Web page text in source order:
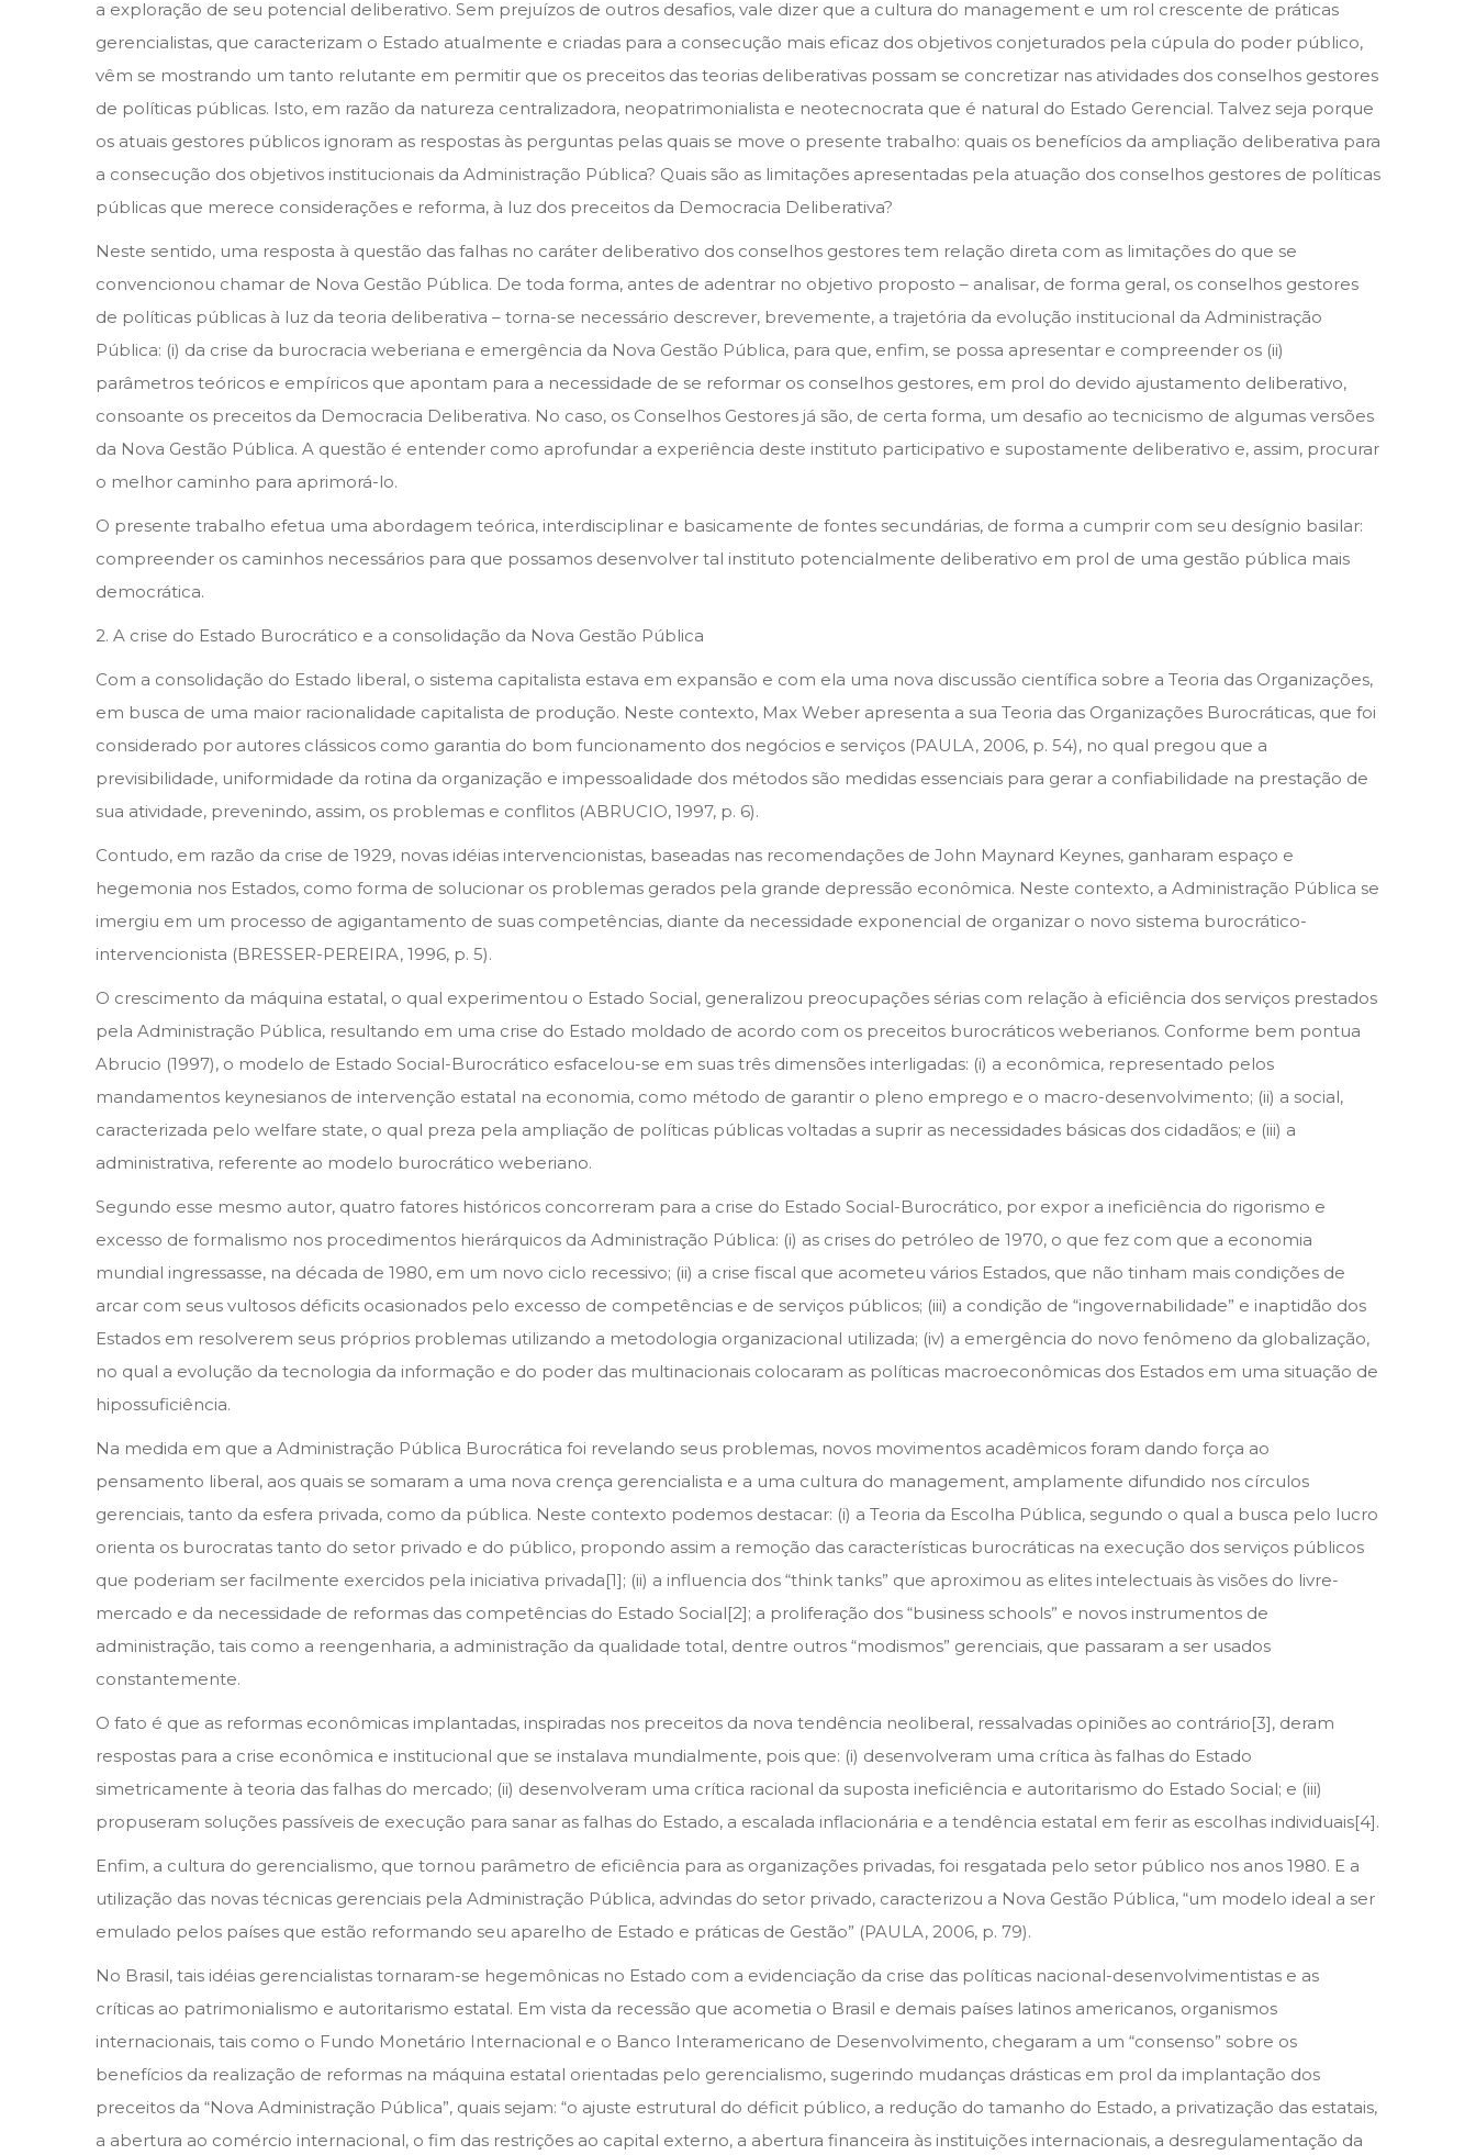
a exploração de seu potencial deliberativo. Sem prejuízos de outros desafios, vale dizer que a cultura do management e um rol crescente de práticas
gerencialistas, que caracterizam o Estado atualmente e criadas para a consecução mais eficaz dos objetivos conjeturados pela cúpula do poder público,
vêm se mostrando um tanto relutante em permitir que os preceitos das teorias deliberativas possam se concretizar nas atividades dos conselhos gestores
de políticas públicas. Isto, em razão da natureza centralizadora, neopatrimonialista e neotecnocrata que é natural do Estado Gerencial. Talvez seja porque
os atuais gestores públicos ignoram as respostas às perguntas pelas quais se move o presente trabalho: quais os benefícios da ampliação deliberativa para
a consecução dos objetivos institucionais da Administração Pública? Quais são as limitações apresentadas pela atuação dos conselhos gestores de políticas
públicas que merece considerações e reforma, à luz dos preceitos da Democracia Deliberativa?
Neste sentido, uma resposta à questão das falhas no caráter deliberativo dos conselhos gestores tem relação direta com as limitações do que se
convencionou chamar de Nova Gestão Pública. De toda forma, antes de adentrar no objetivo proposto – analisar, de forma geral, os conselhos gestores
de políticas públicas à luz da teoria deliberativa – torna-se necessário descrever, brevemente, a trajetória da evolução institucional da Administração
Pública: (i) da crise da burocracia weberiana e emergência da Nova Gestão Pública, para que, enfim, se possa apresentar e compreender os (ii)
parâmetros teóricos e empíricos que apontam para a necessidade de se reformar os conselhos gestores, em prol do devido ajustamento deliberativo,
consoante os preceitos da Democracia Deliberativa. No caso, os Conselhos Gestores já são, de certa forma, um desafio ao tecnicismo de algumas versões
da Nova Gestão Pública. A questão é entender como aprofundar a experiência deste instituto participativo e supostamente deliberativo e, assim, procurar
o melhor caminho para aprimorá-lo.
O presente trabalho efetua uma abordagem teórica, interdisciplinar e basicamente de fontes secundárias, de forma a cumprir com seu desígnio basilar:
compreender os caminhos necessários para que possamos desenvolver tal instituto potencialmente deliberativo em prol de uma gestão pública mais
democrática.
2. A crise do Estado Burocrático e a consolidação da Nova Gestão Pública
Com a consolidação do Estado liberal, o sistema capitalista estava em expansão e com ela uma nova discussão científica sobre a Teoria das Organizações,
em busca de uma maior racionalidade capitalista de produção. Neste contexto, Max Weber apresenta a sua Teoria das Organizações Burocráticas, que foi
considerado por autores clássicos como garantia do bom funcionamento dos negócios e serviços (PAULA, 2006, p. 54), no qual pregou que a
previsibilidade, uniformidade da rotina da organização e impessoalidade dos métodos são medidas essenciais para gerar a confiabilidade na prestação de
sua atividade, prevenindo, assim, os problemas e conflitos (ABRUCIO, 1997, p. 6).
Contudo, em razão da crise de 1929, novas idéias intervencionistas, baseadas nas recomendações de John Maynard Keynes, ganharam espaço e
hegemonia nos Estados, como forma de solucionar os problemas gerados pela grande depressão econômica. Neste contexto, a Administração Pública se
imergiu em um processo de agigantamento de suas competências, diante da necessidade exponencial de organizar o novo sistema burocrático-
intervencionista (BRESSER-PEREIRA, 1996, p. 5).
O crescimento da máquina estatal, o qual experimentou o Estado Social, generalizou preocupações sérias com relação à eficiência dos serviços prestados
pela Administração Pública, resultando em uma crise do Estado moldado de acordo com os preceitos burocráticos weberianos. Conforme bem pontua
Abrucio (1997), o modelo de Estado Social-Burocrático esfacelou-se em suas três dimensões interligadas: (i) a econômica, representado pelos
mandamentos keynesianos de intervenção estatal na economia, como método de garantir o pleno emprego e o macro-desenvolvimento; (ii) a social,
caracterizada pelo welfare state, o qual preza pela ampliação de políticas públicas voltadas a suprir as necessidades básicas dos cidadãos; e (iii) a
administrativa, referente ao modelo burocrático weberiano.
Segundo esse mesmo autor, quatro fatores históricos concorreram para a crise do Estado Social-Burocrático, por expor a ineficiência do rigorismo e
excesso de formalismo nos procedimentos hierárquicos da Administração Pública: (i) as crises do petróleo de 1970, o que fez com que a economia
mundial ingressasse, na década de 1980, em um novo ciclo recessivo; (ii) a crise fiscal que acometeu vários Estados, que não tinham mais condições de
arcar com seus vultosos déficits ocasionados pelo excesso de competências e de serviços públicos; (iii) a condição de “ingovernabilidade” e inaptidão dos
Estados em resolverem seus próprios problemas utilizando a metodologia organizacional utilizada; (iv) a emergência do novo fenômeno da globalização,
no qual a evolução da tecnologia da informação e do poder das multinacionais colocaram as políticas macroeconômicas dos Estados em uma situação de
hipossuficiência.
Na medida em que a Administração Pública Burocrática foi revelando seus problemas, novos movimentos acadêmicos foram dando força ao
pensamento liberal, aos quais se somaram a uma nova crença gerencialista e a uma cultura do management, amplamente difundido nos círculos
gerenciais, tanto da esfera privada, como da pública. Neste contexto podemos destacar: (i) a Teoria da Escolha Pública, segundo o qual a busca pelo lucro
orienta os burocratas tanto do setor privado e do público, propondo assim a remoção das características burocráticas na execução dos serviços públicos
que poderiam ser facilmente exercidos pela iniciativa privada[1]; (ii) a influencia dos “think tanks” que aproximou as elites intelectuais às visões do livre-
mercado e da necessidade de reformas das competências do Estado Social[2]; a proliferação dos “business schools” e novos instrumentos de
administração, tais como a reengenharia, a administração da qualidade total, dentre outros “modismos” gerenciais, que passaram a ser usados
constantemente.
O fato é que as reformas econômicas implantadas, inspiradas nos preceitos da nova tendência neoliberal, ressalvadas opiniões ao contrário[3], deram
respostas para a crise econômica e institucional que se instalava mundialmente, pois que: (i) desenvolveram uma crítica às falhas do Estado
simetricamente à teoria das falhas do mercado; (ii) desenvolveram uma crítica racional da suposta ineficiência e autoritarismo do Estado Social; e (iii)
propuseram soluções passíveis de execução para sanar as falhas do Estado, a escalada inflacionária e a tendência estatal em ferir as escolhas individuais[4].
Enfim, a cultura do gerencialismo, que tornou parâmetro de eficiência para as organizações privadas, foi resgatada pelo setor público nos anos 1980. E a
utilização das novas técnicas gerenciais pela Administração Pública, advindas do setor privado, caracterizou a Nova Gestão Pública, “um modelo ideal a ser
emulado pelos países que estão reformando seu aparelho de Estado e práticas de Gestão” (PAULA, 2006, p. 79).
No Brasil, tais idéias gerencialistas tornaram-se hegemônicas no Estado com a evidenciação da crise das políticas nacional-desenvolvimentistas e as
críticas ao patrimonialismo e autoritarismo estatal. Em vista da recessão que acometia o Brasil e demais países latinos americanos, organismos
internacionais, tais como o Fundo Monetário Internacional e o Banco Interamericano de Desenvolvimento, chegaram a um “consenso” sobre os
benefícios da realização de reformas na máquina estatal orientadas pelo gerencialismo, sugerindo mudanças drásticas em prol da implantação dos
preceitos da “Nova Administração Pública”, quais sejam: “o ajuste estrutural do déficit público, a redução do tamanho do Estado, a privatização das estatais,
a abertura ao comércio internacional, o fim das restrições ao capital externo, a abertura financeira às instituições internacionais, a desregulamentação da